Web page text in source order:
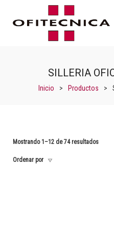
SILLERIA
Inicio > Productos >
Mostrando 1–12 de 74 resultados
Ordenar por